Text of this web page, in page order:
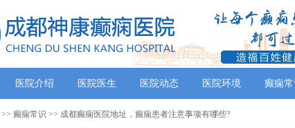
医院介绍 医院医生 医院动态 医院环境 癫痫常
>> 癫痫常识 >> 成都癫痫医院地址，癫痫患者注意事项有哪些?